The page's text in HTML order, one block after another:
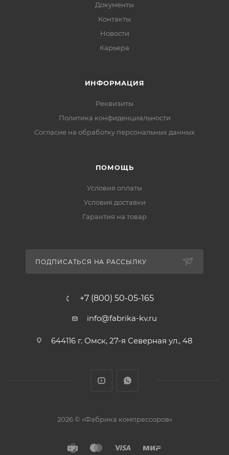
Документы
Контакты
Новости
Карьера
ИНФОРМАЦИЯ
Реквизиты
Политика конфиденциальности
Cогласие на обработку персональных данных
ПОМОЩЬ
Условия оплаты
Условия доставки
Гарантия на товар
ПОДПИСАТЬСЯ НА РАССЫЛКУ
+7 (800) 50-05-165
info@fabrika-kv.ru
644116 г. Омск, 27-я Северная ул., 48
2026 © «Фабрика компрессоров»